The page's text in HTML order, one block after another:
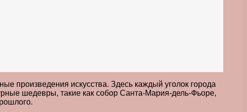
произведения искусства. Здесь каждый уголок города
шедевры, такие как собор Санта-Мария-дель-Фьоре,